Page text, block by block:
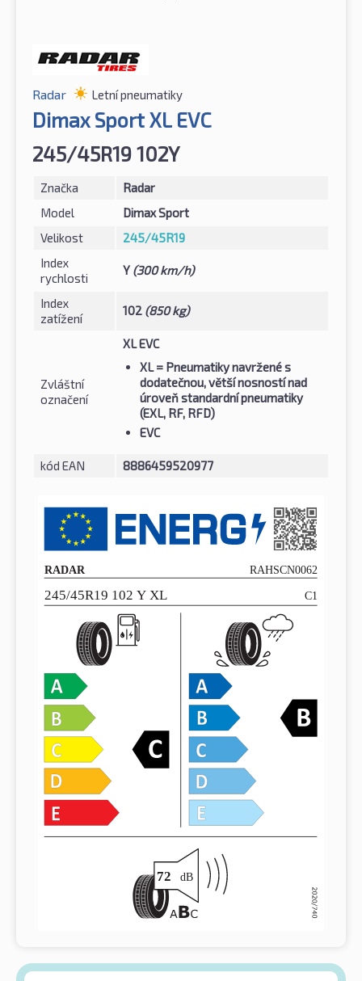
Radar Letní pneumatiky
Dimax Sport XL EVC
245/45R19 102Y
Značka
Radar
Model
Dimax Sport
Velikost
245/45R19
Index
rychlosti
Y (300 km/h)
Index
zatížení
102 (850 kg)
Zvláštní
označení
XL EVC
XL = Pneumatiky navržené s
dodatečnou, větší nosností nad
úroveň standardní pneumatiky
(EXL, RF, RFD)
EVC
kód EAN 8886459520977